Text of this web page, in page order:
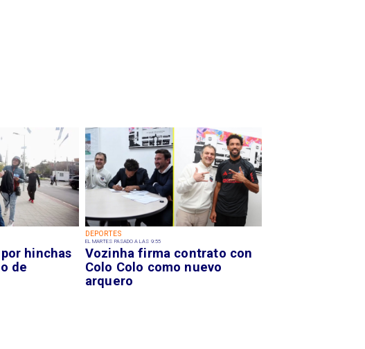
hinchas
de
DEPORTES
EL MARTES PASADO A LAS 9:55
Vozinha firma contrato con
Colo Colo como nuevo
arquero